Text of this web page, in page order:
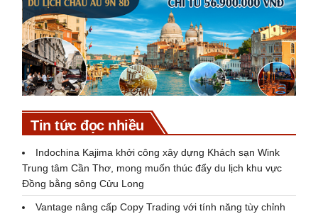
Tin tức đọc nhiều
Indochina Kajima khởi công xây dựng Khách sạn Wink
Trung tâm Cần Thơ, mong muốn thúc đẩy du lịch khu vực
Đồng bằng sông Cửu Long
Vantage nâng cấp Copy Trading với tính năng tùy chỉnh